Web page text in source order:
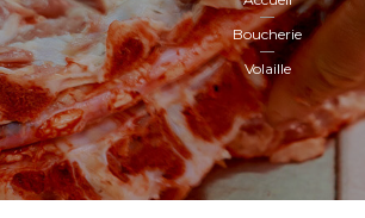
Boucherie
Volaille